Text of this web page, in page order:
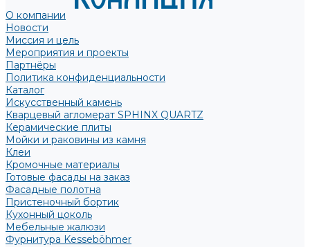
О компании
Новости
Миссия и цель
Мероприятия и проекты
Партнёры
Политика конфиденциальности
Каталог
Искусственный камень
Кварцевый агломерат SPHINX QUARTZ
Керамические плиты
Мойки и раковины из камня
Клеи
Кромочные материалы
Готовые фасады на заказ
Фасадные полотна
Пристеночный бортик
Кухонный цоколь
Мебельные жалюзи
Фурнитура Kesseböhmer